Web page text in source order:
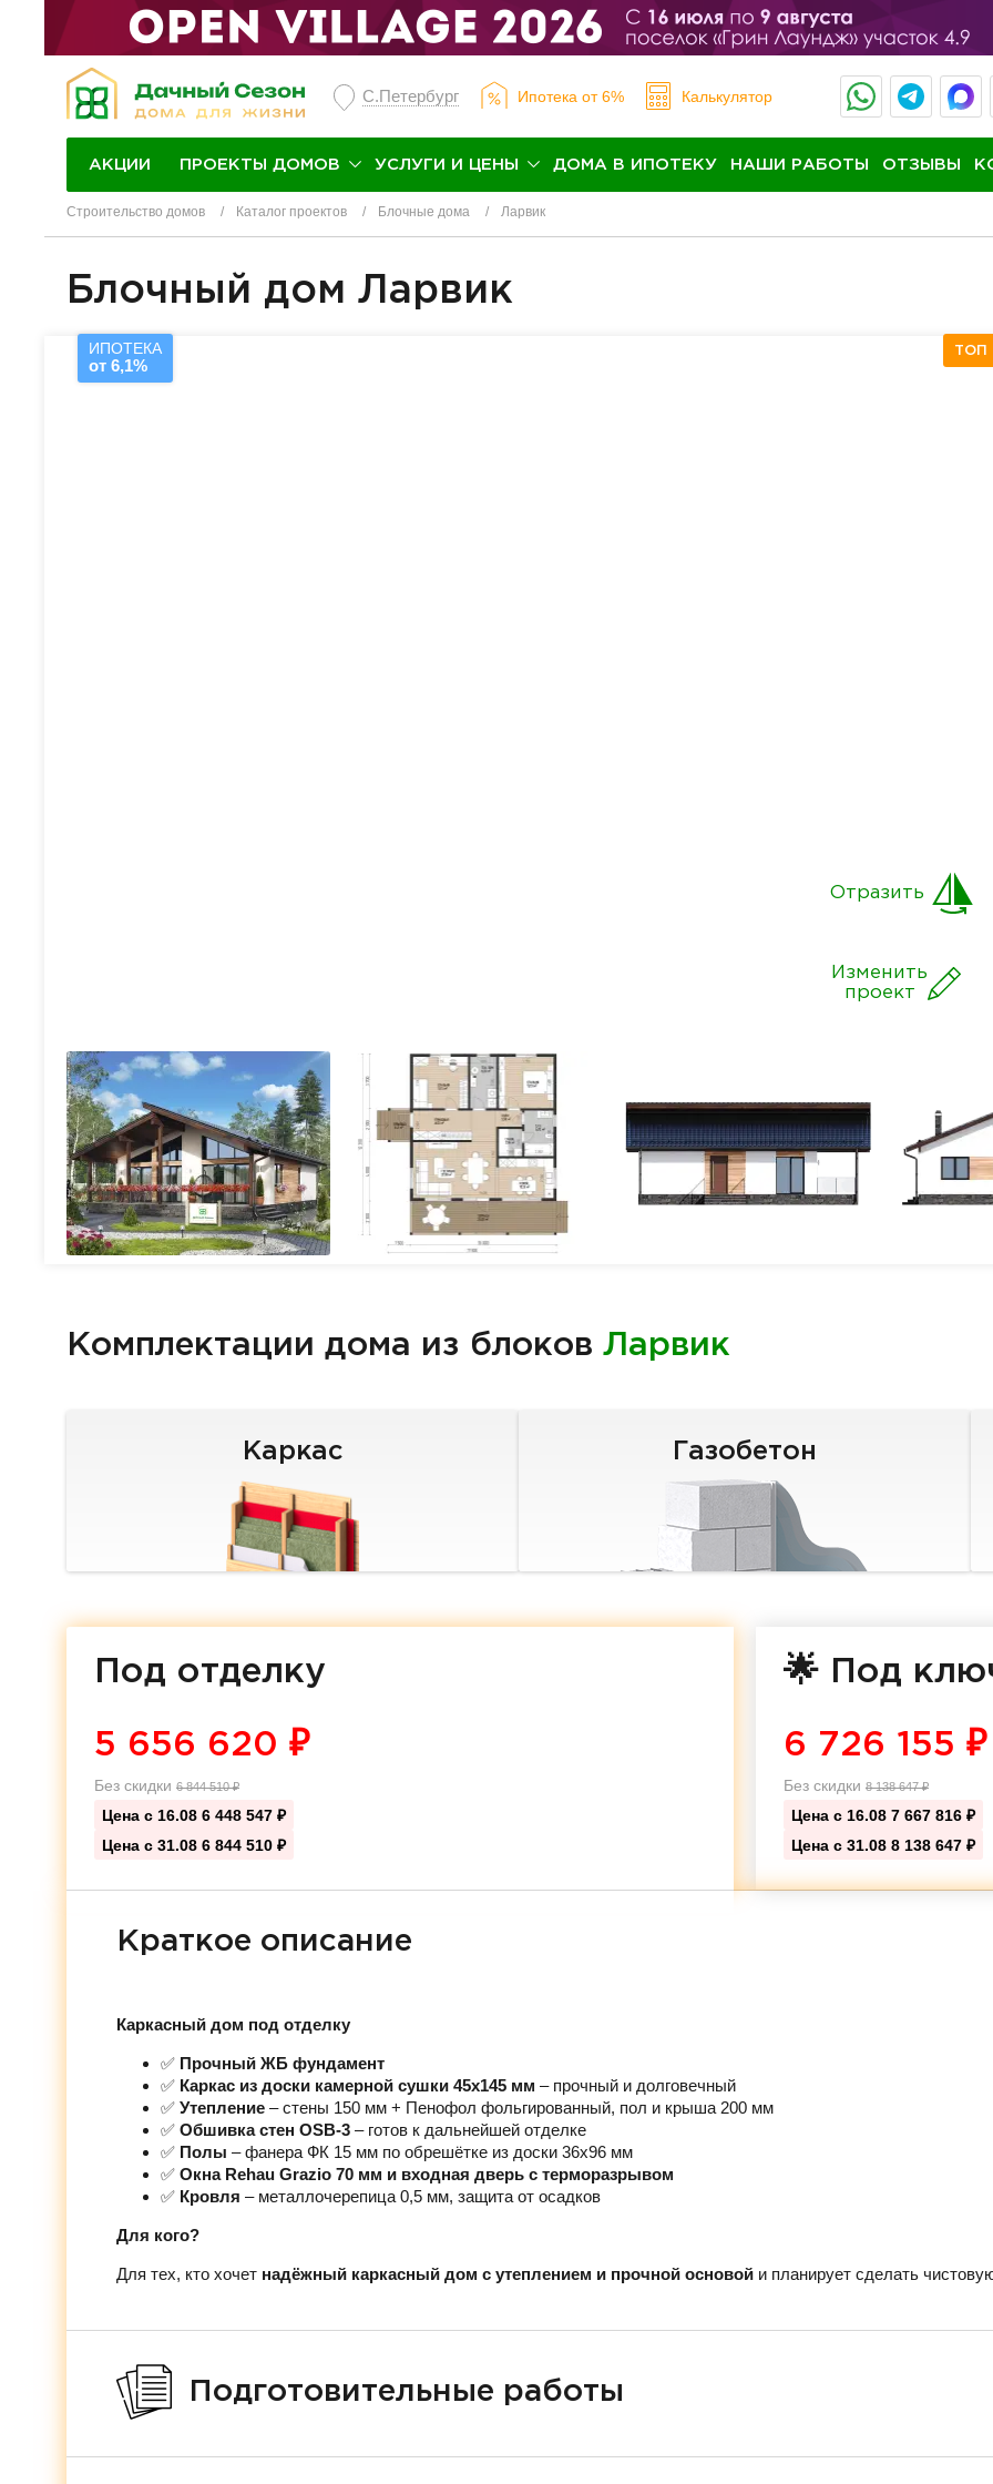
С.Петербург Ипотека от 6% Калькулятор
АКЦИИ ПРОЕКТЫ ДОМОВ УСЛУГИ И ЦЕНЫ ДОМА В ИПОТЕКУ НАШИ РАБОТЫ ОТЗЫВЫ
Строительство домов Каталог проектов Блочные дома Ларвик
Блочный дом Ларвик
ИПОТЕКА
от 6,1%
ТОП
Изменить
проект
Отразить
Комплектации дома из блоков Ларвик
Каркас Газобетон
Под отделку
5 656 620 ₽
Без скидки 6 844 510₽
Цена с 16.08 6 448 547 ₽
Цена с 31.08 6 844 510 ₽
🌟 Под
6 726 155 ₽
Без скидки 8 138 647₽
Цена с 16.08 7 667 816 ₽
Цена с 31.08 8 138 647 ₽
Краткое описание
Каркасный дом под отделку
✅ Прочный ЖБ фундамент
✅ Каркас из доски камерной сушки 45х145 мм – прочный и долговечный
✅ Утепление – стены 150 мм + Пенофол фольгированный, пол и крыша 200 мм
✅ Обшивка стен OSB-3 – готов к дальнейшей отделке
✅ Полы – фанера ФК 15 мм по обрешётке из доски 36х96 мм
✅ Окна Rehau Grazio 70 мм и входная дверь с терморазрывом
✅ Кровля – металлочерепица 0,5 мм, защита от осадков
Для кого?
Для тех, кто хочет надёжный каркасный дом с утеплением и прочной основой и планирует сделать
Подготовительные работы